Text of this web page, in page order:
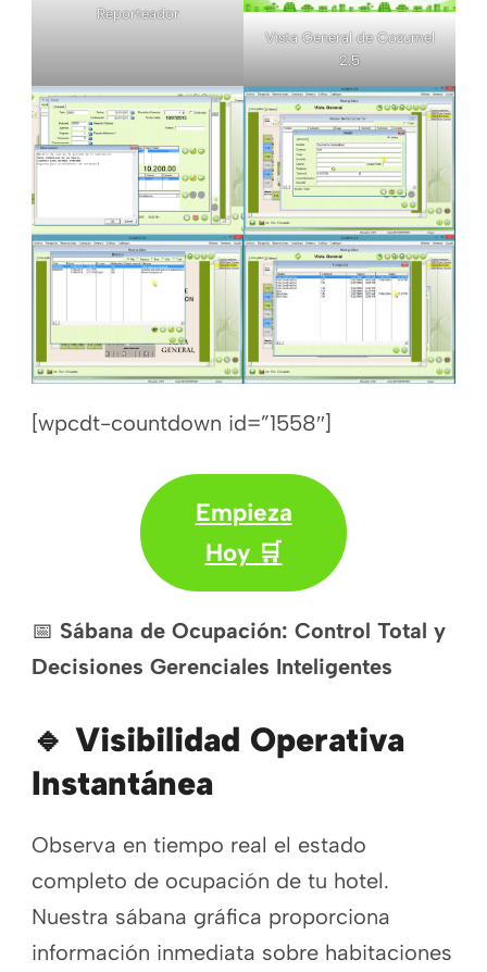
Reporteador
Vista General de Cozumel
2.5
[wpcdt-countdown id=”1558″]
Empieza
Hoy 🛒
📅 Sábana de Ocupación: Control Total y
Decisiones Gerenciales Inteligentes
🔹 Visibilidad Operativa
Instantánea
Observa en tiempo real el estado
completo de ocupación de tu hotel.
Nuestra sábana gráfica proporciona
información inmediata sobre habitaciones